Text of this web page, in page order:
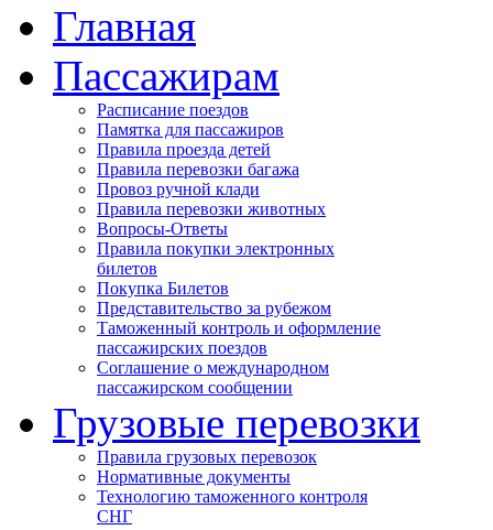
Главная
Пассажирам
Расписание поездов
Памятка для пассажиров
Правила проезда детей
Правила перевозки багажа
Провоз ручной клади
Правила перевозки животных
Вопросы-Ответы
Правила покупки электронных
билетов
Покупка Билетов
Представительство за рубежом
Таможенный контроль и оформление
пассажирских поездов
Соглашение о международном
пассажирском сообщении
Грузовые перевозки
Правила грузовых перевозок
Нормативные документы
Технологию таможенного контроля
СНГ